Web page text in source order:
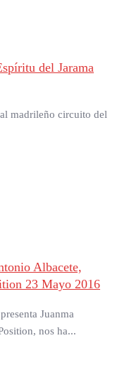
del Jarama
madrileño circuito del
Albacete,
23 Mayo 2016
Juanma
nos ha...